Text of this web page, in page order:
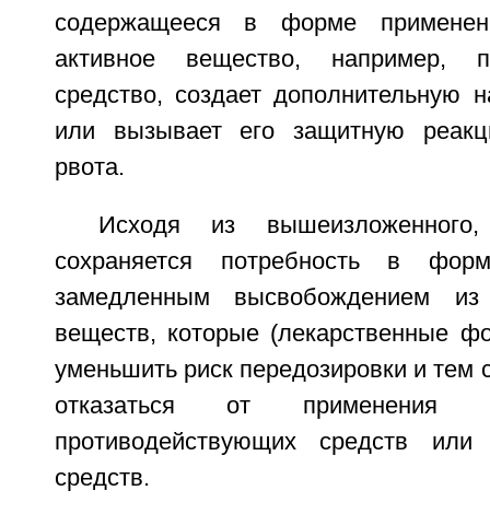
содержащееся в форме
активное вещество, например,
средство, создает дополнительную
или вызывает его защитную
рвота.
Исходя из
сохраняется потребность в
замедленным высвобождением
веществ, которые (лекарственные
уменьшить риск передозировки и
отказаться от
противодействующих средств
средств.